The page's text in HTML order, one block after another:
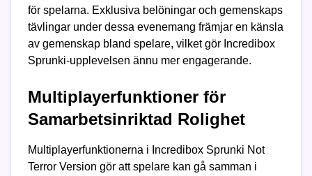
för spelarna. Exklusiva belöningar och gemenskaps
tävlingar under dessa evenemang främjar en känsla
av gemenskap bland spelare, vilket gör Incredibox
Sprunki-upplevelsen ännu mer engagerande.
Multiplayerfunktioner för
Samarbetsinriktad Rolighet
Multiplayerfunktionerna i Incredibox Sprunki Not
Terror Version gör att spelare kan gå samman i